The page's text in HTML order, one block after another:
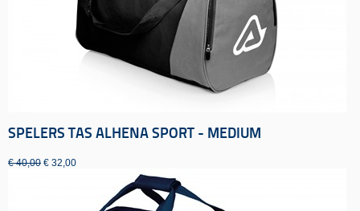
SPELERS TAS ALHENA SPORT - MEDIUM
€ 40,00 € 32,00